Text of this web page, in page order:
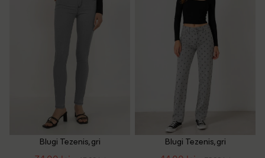
Blugi Tezenis, gri Blugi Tezenis, gri